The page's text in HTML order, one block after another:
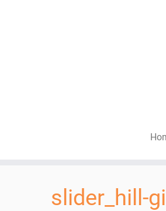
slider_hill-